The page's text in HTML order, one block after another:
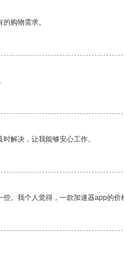
购物需求。
解决，让我能够安心工作。
。我个人觉得，一款加速器app的价